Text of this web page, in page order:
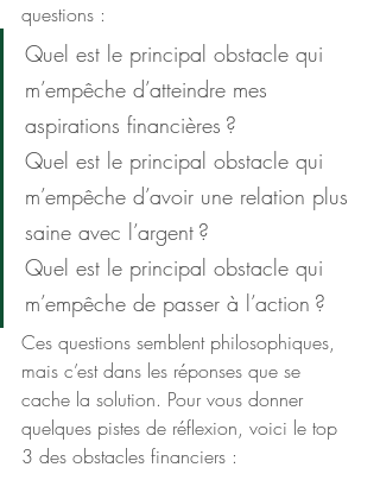
questions :
Quel est le principal obstacle qui
m’empêche d’atteindre mes
aspirations financières ?
Quel est le principal obstacle qui
m’empêche d’avoir une relation plus
saine avec l’argent ?
Quel est le principal obstacle qui
m’empêche de passer à l’action ?
Ces questions semblent philosophiques,
mais c’est dans les réponses que se
cache la solution. Pour vous donner
quelques pistes de réflexion, voici le top
3 des obstacles financiers :